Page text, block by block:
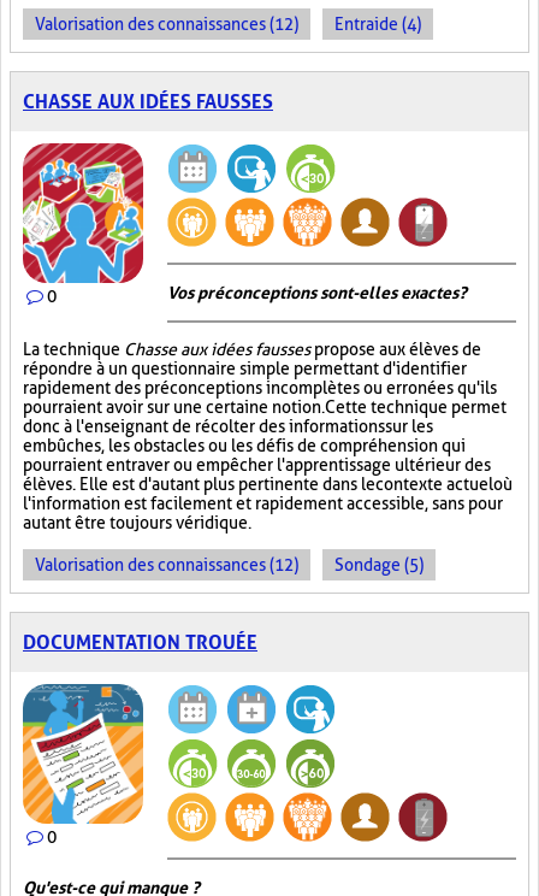
Valorisation des connaissances (12) Entraide (4)
CHASSE AUX IDÉES FAUSSES
0 Vos préconceptions sont-elles exactes ?
La technique Chasse aux idées faussespropose aux élèves de
répondre à un questionnaire simple permettant d'identifier
rapidement des préconceptions incomplètes ou erronées qu'ils
pourraient avoir sur une certaine notion. Cette technique permet
donc à l'enseignant de récolter des informations sur les
embûches, les obstacles ou les défis de compréhension qui
pourraient entraver ou empêcher l'apprentissage ultérieur des
élèves. Elle est d'autant plus pertinente dans le contexte actuel où
l'information est facilement et rapidement accessible, sans pour
autant être toujours véridique.
Valorisation des connaissances (12) Sondage (5)
DOCUMENTATION TROUÉE
0
Qu'est-ce qui manque ?